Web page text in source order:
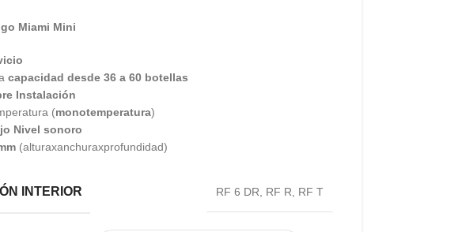
Miami Mini
capacidad desde 36 a 60 botellas
Instalación
(monotemperatura)
Nivel sonoro
(alturaxanchuraxprofundidad)
INTERIOR RF 6 DR RF R RF T